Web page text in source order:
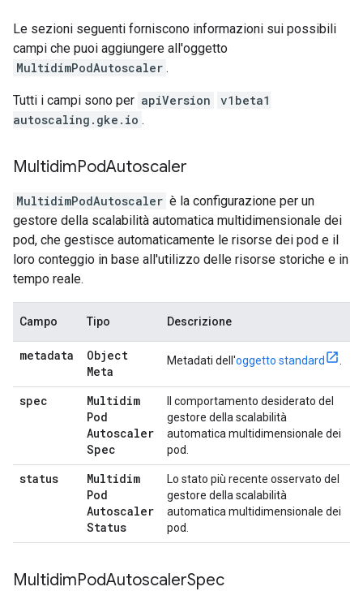
Le sezioni seguenti forniscono informazioni sui possibili
campi che puoi aggiungere all'oggetto
MultidimPodAutoscaler .
Tutti i campi sono per apiVersion
v1beta1
autoscaling.gke.io .
MultidimPodAutoscaler
MultidimPodAutoscaler è la configurazione per un
gestore della scalabilità automatica multidimensionale dei
pod, che gestisce automaticamente le risorse dei pod e il
loro conteggio in base all'utilizzo delle risorse storiche e in
tempo reale.
Campo Tipo Descrizione
metadata
Object
Meta
Metadati dell'oggetto standard
spec
Multidim
Pod
Autoscaler
Spec
Il comportamento desiderato del
gestore della scalabilità
automatica multidimensionale dei
pod.
status
Multidim
Pod
Autoscaler
Status
Lo stato più recente osservato del
gestore della scalabilità
automatica multidimensionale dei
pod.
MultidimPodAutoscalerSpec